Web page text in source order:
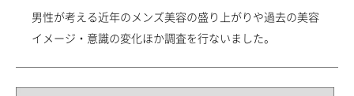
調査データアーカイブ
各種セミナーの開催
新着情報一覧
男性が考える近年のメンズ美容の盛り上がりや過去の美容
イメージ・意識の変化ほか調査を行ないました。